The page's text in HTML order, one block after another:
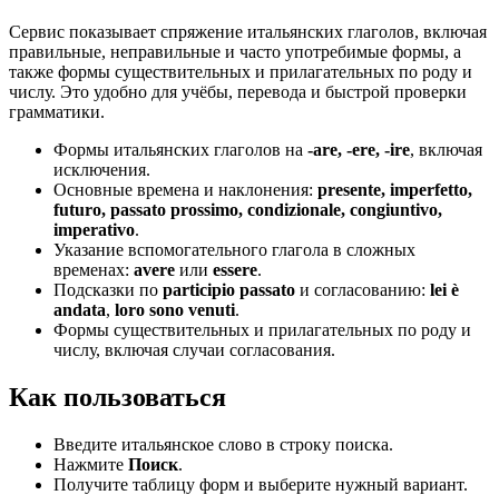
Сервис показывает спряжение итальянских глаголов, включая
правильные, неправильные и часто употребимые формы, а
также формы существительных и прилагательных по роду и
числу. Это удобно для учёбы, перевода и быстрой проверки
грамматики.
Формы итальянских глаголов на -are, -ere, -ire, включая
исключения.
Основные времена и наклонения: presente, imperfetto,
futuro, passato prossimo, condizionale, congiuntivo,
imperativo.
Указание вспомогательного глагола в сложных
временах: avere или essere.
Подсказки по participio passato и согласованию: lei è
andata, loro sono venuti.
Формы существительных и прилагательных по роду и
числу, включая случаи согласования.
Как пользоваться
Введите итальянское слово в строку поиска.
Нажмите Поиск.
Получите таблицу форм и выберите нужный вариант.